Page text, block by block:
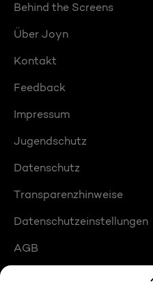
Behind the Screens
Über Joyn
Kontakt
Feedback
Impressum
Jugendschutz
Datenschutz
Transparenzhinweise
Datenschutzeinstellungen
AGB